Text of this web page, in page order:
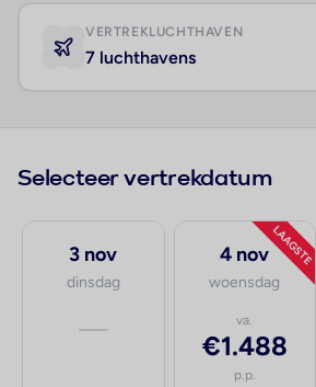
VERTREKLUCHTHAVEN
7 luchthavens
Selecteer vertrekdatum
3 nov
dinsdag
—
LAAGSTE
4 nov
woensdag
va.
€1.488
p.p.